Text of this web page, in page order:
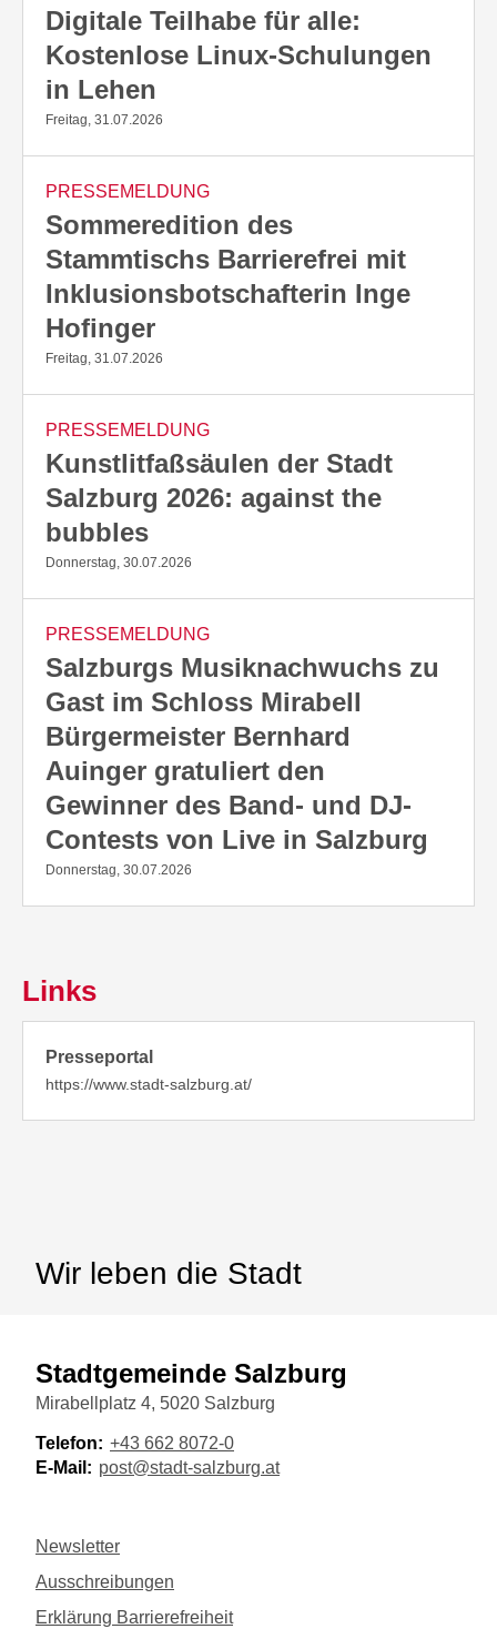
Digitale Teilhabe für alle:
Kostenlose Linux-Schulungen
in Lehen
Freitag, 31.07.2026
PRESSEMELDUNG
Sommeredition des
Stammtischs Barrierefrei mit
Inklusionsbotschafterin Inge
Hofinger
Freitag, 31.07.2026
PRESSEMELDUNG
Kunstlitfaßsäulen der Stadt
Salzburg 2026: against the
bubbles
Donnerstag, 30.07.2026
PRESSEMELDUNG
Salzburgs Musiknachwuchs zu
Gast im Schloss Mirabell
Bürgermeister Bernhard
Auinger gratuliert den
Gewinner des Band- und DJ-
Contests von Live in Salzburg
Donnerstag, 30.07.2026
Links
Presseportal
https://www.stadt-salzburg.at/
Wir leben die Stadt
Stadtgemeinde Salzburg
Mirabellplatz 4, 5020 Salzburg
Telefon: +43 662 8072-0
E-Mail: post@stadt-salzburg.at
Newsletter
Ausschreibungen
Erklärung Barrierefreiheit